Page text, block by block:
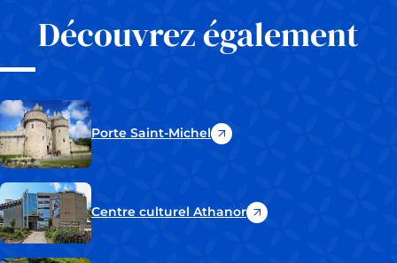
Découvrez également
Porte Saint-Michel(ouvre
onglet)
Centre culturel Athanor(ouvre